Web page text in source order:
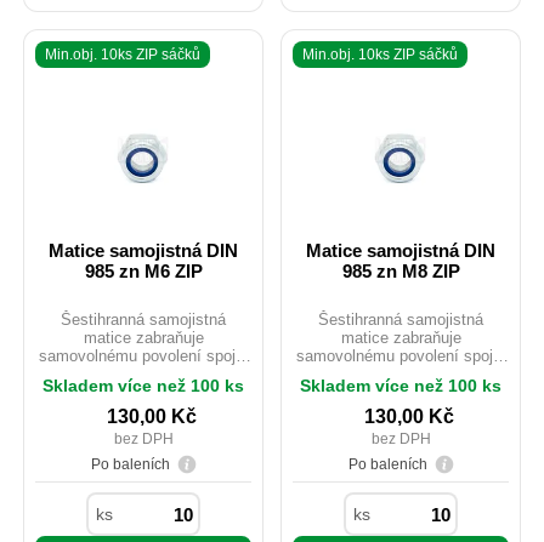
Min.obj. 10ks ZIP sáčků
Matice samojistná DIN
985 zn M6 ZIP
Šestihranná samojistná
matice zabraňuje
samovolnému povolení spoje.
polyamidový pojistný kroužek.
Matice se dodávají běžně
pozinkované, ale je možno je
pokovit např. i do černého
zinku, ovšem za cenu změny
barvy polyamidového krouž,
což ovšem nemá vliv na jeho
funkčnost.
Skladem více než 100 ks
130,00 Kč
bez DPH
Po baleních
ks
Min.obj. 10ks ZIP sáčků
Matice samojistná DIN
985 zn M8 ZIP
Šestihranná samojistná
matice zabraňuje
samovolnému povolení spoje.
polyamidový pojistný kroužek.
Matice se dodávají běžně
pozinkované, ale je možno je
pokovit např. i do černého
zinku, ovšem za cenu změny
barvy polyamidového krouž,
což ovšem nemá vliv na jeho
funkčnost.
Skladem více než 100 ks
130,00 Kč
bez DPH
Po baleních
ks